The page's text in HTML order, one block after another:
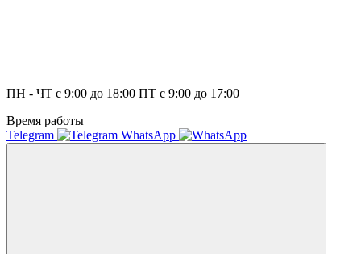
ПН - ЧТ с 9:00 до 18:00 ПТ с 9:00 до 17:00
Время работы
Telegram
WhatsApp